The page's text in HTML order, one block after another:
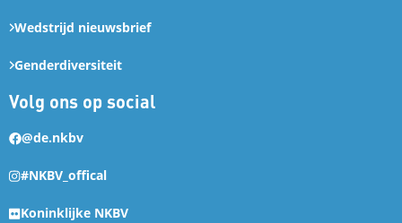
Wedstrijd nieuwsbrief
Genderdiversiteit
Volg ons op social
@de.nkbv
#NKBV_offical
Koninklijke NKBV